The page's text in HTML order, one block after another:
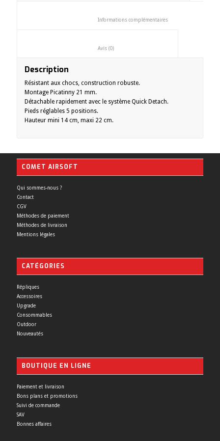
Informations
						Avis (0)
Description
Résistant aux chocs, construction robuste.
Montage Picatinny 21 mm.
Détachable rapidement avec le système Quick Detach.
Pieds réglables 5 positions.
Hauteur mini 14 cm, maxi 22 cm.
COMET AIRSOFT
Qui sommes-nous ?
Contact
CGV
Méthodes de paiement
Méthodes de livraison
Mentions légales
CATÉGORIES
Répliques
Accessoires
Upgrade
Consommables
Outdoor
Nouveautés
BOUTIQUE EN LIGNE
Paiement et livraison
Bons plans et promotions
Suivi de commande
SAV
Bonnes affaires